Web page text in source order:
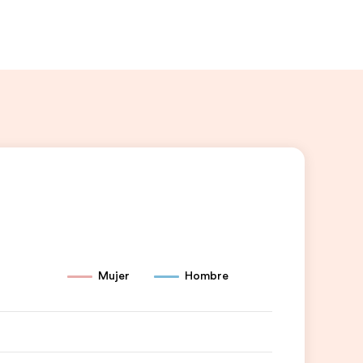
Mujer Hombre